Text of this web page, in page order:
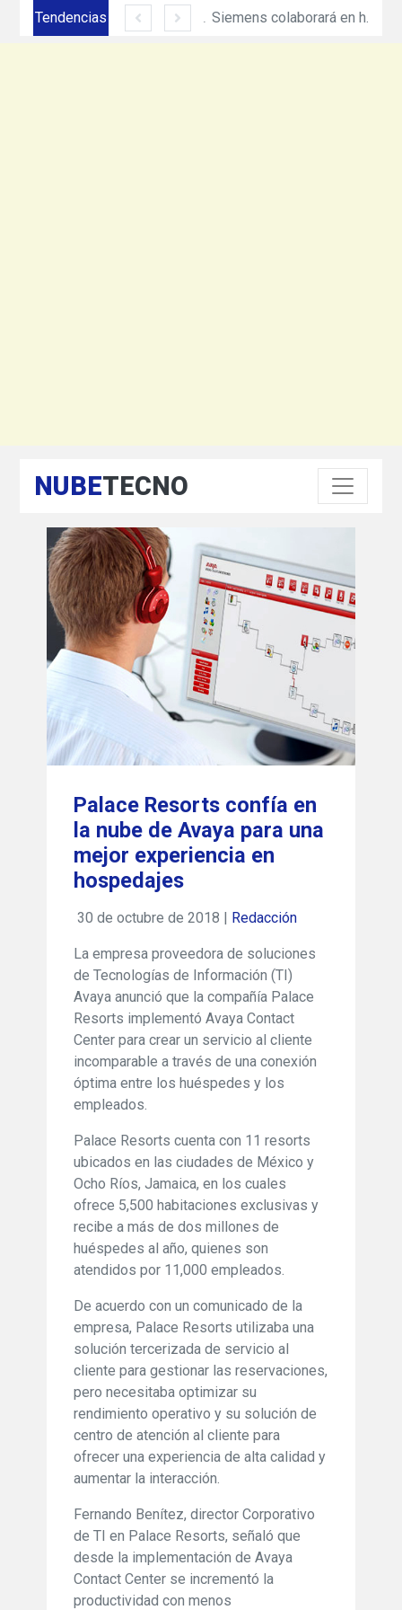
Tendencias
Siemens México amplía su presencia en Ciudad Juárez con inversión de más de 330 mdp Siemens colaborará en hoja de ruta de Net Zero Production de Heineken
NUBETECNO
Palace Resorts confía en
la nube de Avaya para una
mejor experiencia en
hospedajes
30 de octubre de 2018 | Redacción
La empresa proveedora de soluciones
de Tecnologías de Información (TI)
Avaya anunció que la compañía Palace
Resorts implementó Avaya Contact
Center para crear un servicio al cliente
incomparable a través de una conexión
óptima entre los huéspedes y los
empleados.
Palace Resorts cuenta con 11 resorts
ubicados en las ciudades de México y
Ocho Ríos, Jamaica, en los cuales
ofrece 5,500 habitaciones exclusivas y
recibe a más de dos millones de
huéspedes al año, quienes son
atendidos por 11,000 empleados.
De acuerdo con un comunicado de la
empresa, Palace Resorts utilizaba una
solución tercerizada de servicio al
cliente para gestionar las reservaciones,
pero necesitaba optimizar su
rendimiento operativo y su solución de
centro de atención al cliente para
ofrecer una experiencia de alta calidad y
aumentar la interacción.
Fernando Benítez, director Corporativo
de TI en Palace Resorts, señaló que
desde la implementación de Avaya
Contact Center se incrementó la
productividad con menos